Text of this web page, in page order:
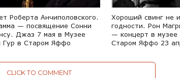
Роберта Анчиполовского.
— посвящение Сонни
Джаз 7 мая в Музее
Гур в Старом Яффо
Хороший свинг не
годности. Рон
— концерт в музее
Старом Яффо 23
CLICK TO COMMENT